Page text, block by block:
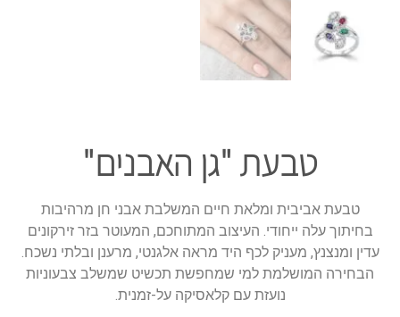
טבעת "גן האבנים"
טבעת אביבית ומלאת חיים המשלבת אבני חן מרהיבות
בחיתוך עלה ייחודי. העיצוב המתוחכם, המעוטר בזר זירקונים
עדין ומנצנץ, מעניק לכף היד מראה אלגנטי, מרענן ובלתי נשכח.
הבחירה המושלמת למי שמחפשת תכשיט שמשלב צבעוניות
נועזת עם קלאסיקה על-זמנית.